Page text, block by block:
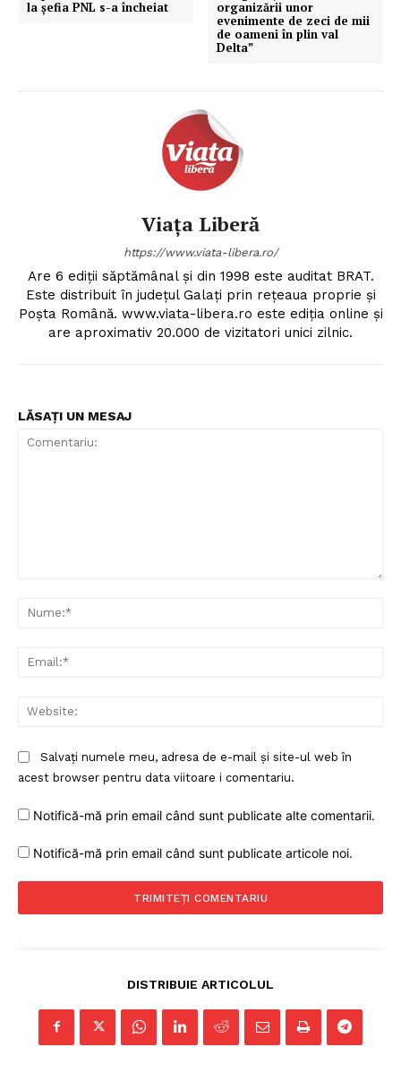
la șefia PNL s-a încheiat
organizării unor
evenimente de zeci de mii
de oameni în plin val
Delta”
Viața Liberă
https://www.viata-libera.ro/
Are 6 ediții săptămânal și din 1998 este auditat BRAT.
Este distribuit în județul Galați prin rețeaua proprie și
Poșta Română. www.viata-libera.ro este ediția online și
are aproximativ 20.000 de vizitatori unici zilnic.
LĂSAȚI UN MESAJ
Salvați numele meu, adresa de e-mail și site-ul web în
acest browser pentru data viitoare i comentariu.
Notifică-mă prin email când sunt publicate alte comentarii.
Notifică-mă prin email când sunt publicate articole noi.
DISTRIBUIE ARTICOLUL